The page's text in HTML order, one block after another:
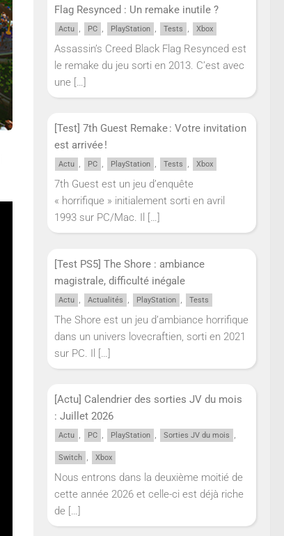
Flag Resynced : Un remake inutile ?
Actu , PC , PlayStation , Tests , Xbox
Assassin’s Creed Black Flag Resynced est
le remake du jeu sorti en 2013. C’est avec
une […]
[Test] 7th Guest Remake : Votre invitation
est arrivée !
Actu , PC , PlayStation , Tests , Xbox
7th Guest est un jeu d’enquête
« horrifique » initialement sorti en avril
1993 sur PC/Mac. Il
[…]
[Test PS5] The Shore : ambiance
magistrale, difficulté inégale
Actu , Actualités , PlayStation , Tests
The Shore est un jeu d’ambiance horrifique
dans un univers lovecraftien, sorti en 2021
sur PC. Il […]
[Actu] Calendrier des sorties JV du mois
: Juillet 2026
Actu , PC , PlayStation , Sorties JV du mois ,
Switch , Xbox
Nous entrons dans la deuxième moitié de
cette année 2026 et celle-ci est déjà riche
de […]